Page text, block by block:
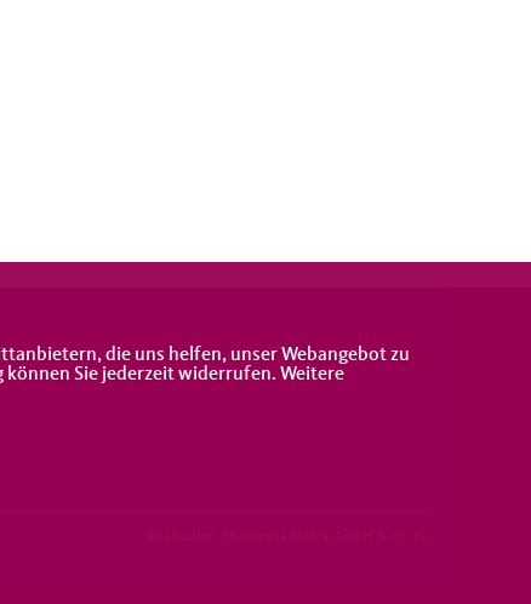
die uns helfen, unser Webangebot zu
Sie jederzeit widerrufen. Weitere